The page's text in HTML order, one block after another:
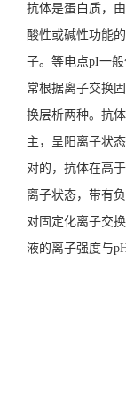
抗体是蛋白质，
酸性或碱性功能
子。等电点pI一
常根据离子交换
换层析两种。抗
主，呈阳离子状
对的，抗体在高
离子状态，带有
对固定化离子交
液的离子强度与